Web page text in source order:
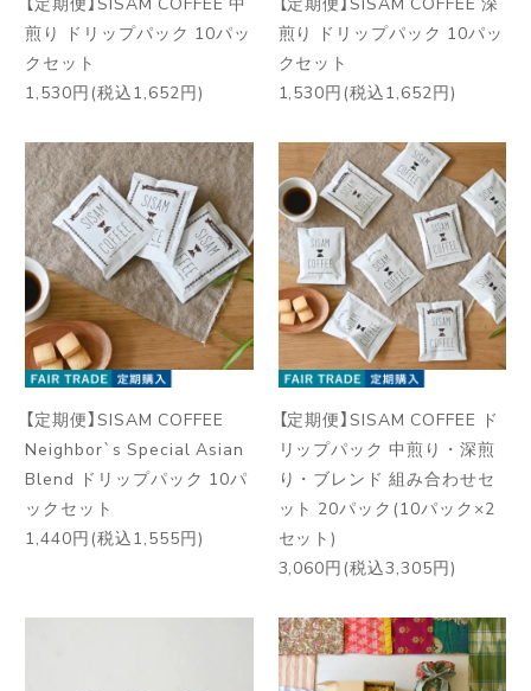
煎り ドリップパック 10パッ
クセット
1,530円(税込1,652円)
煎り ドリップパック 10パッ
クセット
1,530円(税込1,652円)
【定期便】SISAM COFFEE
Neighbor`s Special Asian
Blend ドリップパック 10パ
ックセット
1,440円(税込1,555円)
【定期便】SISAM COFFEE ド
リップパック 中煎り・深煎
り・ブレンド 組み合わせセ
ット 20パック(10パック×2
セット)
3,060円(税込3,305円)